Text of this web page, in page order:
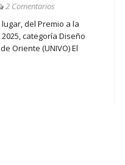
2 Comentarios
del Premio a la
categoría Diseño
Oriente (UNIVO) El